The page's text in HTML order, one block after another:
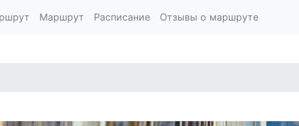
Маршрут Расписание Отзывы о маршруте